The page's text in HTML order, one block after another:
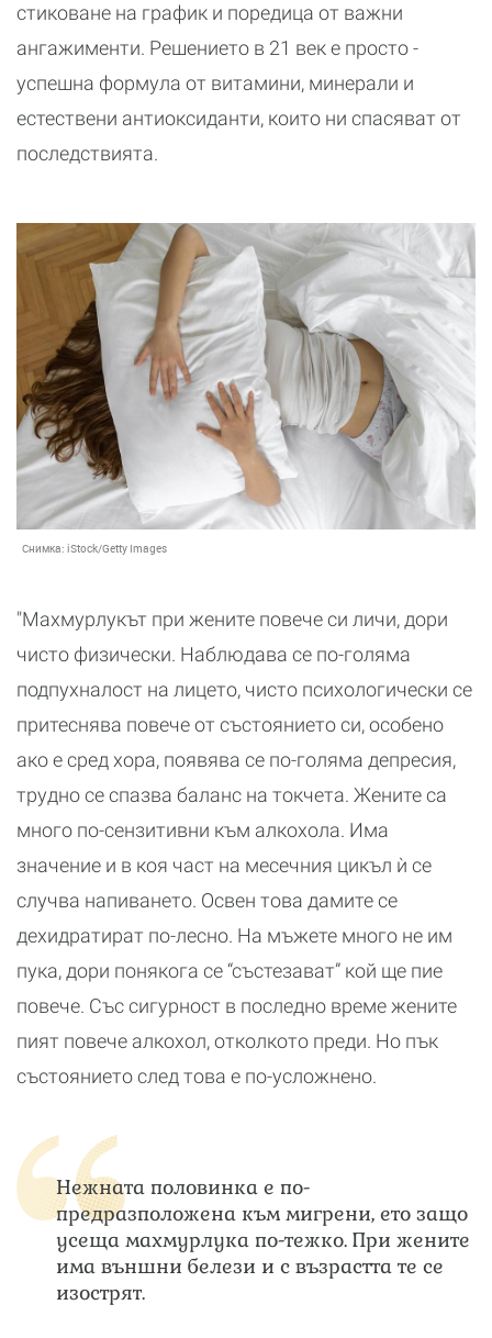
стиковане на график и поредица от важни
ангажименти. Решението в 21 век е просто -
успешна формула от витамини, минерали и
естествени антиоксиданти, които ни спасяват от
последствията.
Снимка: iStock/Getty Images
"Махмурлукът при жените повече си личи, дори
чисто физически. Наблюдава се по-голяма
подпухналост на лицето, чисто психологически се
притеснява повече от състоянието си, особено
ако е сред хора, появява се по-голяма депресия,
трудно се спазва баланс на токчета. Жените са
много по-сензитивни към алкохола. Има
значение и в коя част на месечния цикъл ѝ се
случва напиването. Освен това дамите се
дехидратират по-лесно. На мъжете много не им
пука, дори понякога се “състезават” кой ще пие
повече. Със сигурност в последно време жените
пият повече алкохол, отколкото преди. Но пък
състоянието след това е по-усложнено.
Нежната половинка е по-
предразположена към мигрени, ето защо
усеща махмурлука по-тежко. При жените
има външни белези и с възрастта те се
изострят.